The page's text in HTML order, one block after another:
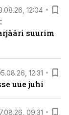
12:04
suurim
12:31
uue juhi
09:31